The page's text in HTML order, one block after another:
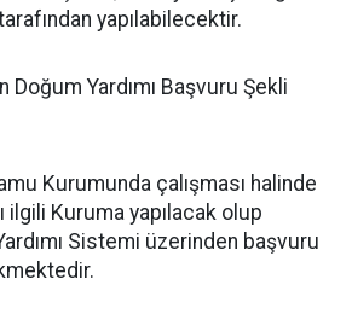
yapılabilecektir.
Doğum Yardımı Başvuru Şekli
Kurumunda çalışması halinde
ilgili Kuruma yapılacak olup
Sistemi üzerinden başvuru